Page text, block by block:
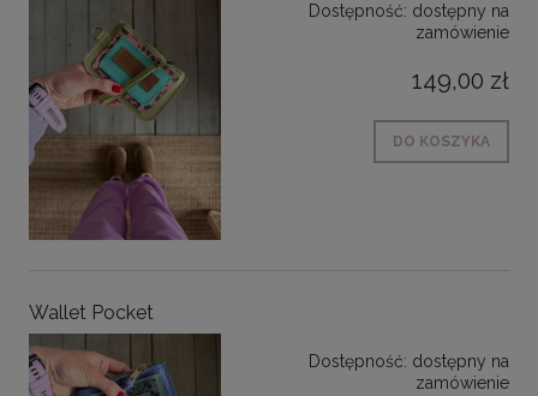
Dostępność: dostępny na
zamówienie
149,00 zł
DO KOSZYKA
Wallet Pocket
Dostępność: dostępny na
zamówienie